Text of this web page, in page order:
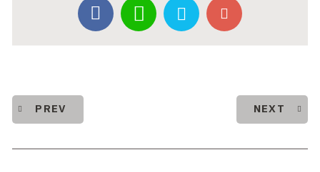
PREV NEXT